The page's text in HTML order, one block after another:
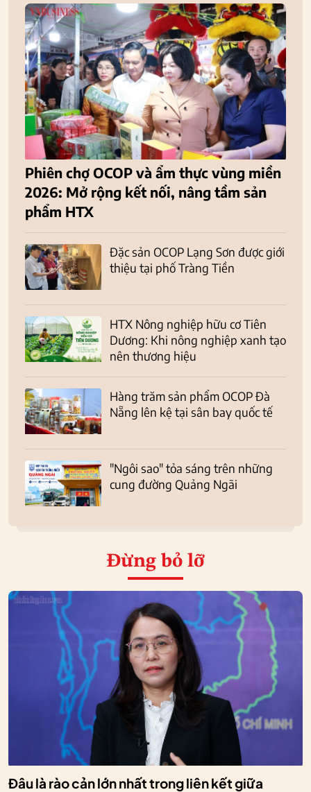
Phiên chợ OCOP và ẩm thực vùng miền
2026: Mở rộng kết nối, nâng tầm sản
phẩm HTX
Đặc sản OCOP Lạng Sơn được giới
thiệu tại phố Tràng Tiền
HTX Nông nghiệp hữu cơ Tiên
Dương: Khi nông nghiệp xanh tạo
nên thương hiệu
Hàng trăm sản phẩm OCOP Đà
Nẵng lên kệ tại sân bay quốc tế
"Ngôi sao" tỏa sáng trên những
cung đường Quảng Ngãi
Đừng bỏ lỡ
Đâu là rào cản lớn nhất trong liên kết giữa